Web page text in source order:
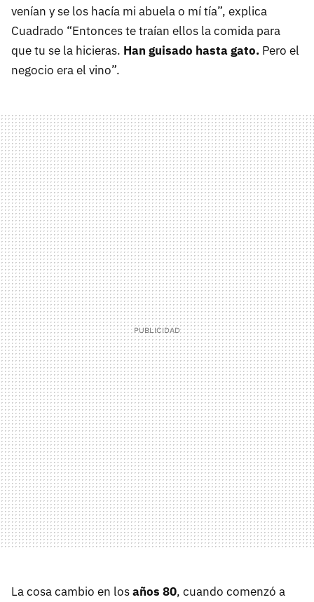
venían y se los hacía mi abuela o mí tía”, explica
Cuadrado “Entonces te traían ellos la comida para
que tu se la hicieras. Han guisado hasta gato. Pero el
negocio era el vino”.
La cosa cambio en losaños 80, cuando comenzó a